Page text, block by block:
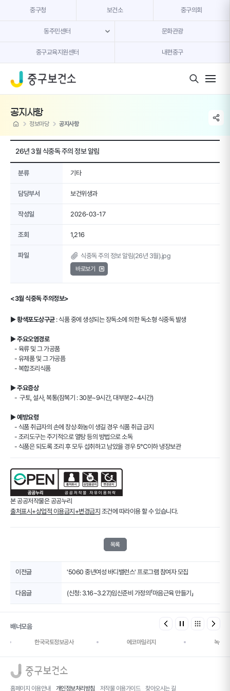
중구청 보건소 중구의회
동주민센터 문화관광
중구교육지원센터 내편중구
공지사항
home 정보마당 공지사항
share
26년 3월 식중독 주의 정보 알림
분류 기타
담당부서 보건위생과
작성일 2026-03-17
조회 1,216
파일 식중독 주의 정보 알림(26년 3월).jpg
바로보기
<3월 식중독 주의정보>
▶황색포도상구균: 식품 중에 생성되는 장독소에 의한 독소형 식중독 발생
▶주요오염경로
- 육류 및 그 가공품
- 유제품 및 그 가공픔
- 복합조리식품
▶주요증상
- 구토, 설사, 복통(잠복기 : 30분~9시간, 대부분2~4시간)
▶예방요령
- 식품 취급자의 손에 창상·화농이 생길 경우 식품 취급 금지
- 조리도구는 주기적으로 열탕 등의 방법으로 소독
- 식품은 되도록 조리 후 모두 섭취하고 남았을 경우 5℃이하 냉장보관
본 공공저작물은 공공누리
출처표시+상업적 이용금지+변경금지 조건에 따라이용 할 수 있습니다.
목록
이전글 '5060 중년여성 바디밸런스' 프로그램 참여자 모집
다음글 (신청: 3.16~3.27.)임신준비 가정의「마음근육 만들기」
배너모음
한국국토정보공사 에코마일리지 녹색건
홈페이지 이용안내 개인정보처리방침 저작물 이용가이드 찾아오시는 길